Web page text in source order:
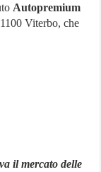
Autopremium
Viterbo, che
il mercato delle